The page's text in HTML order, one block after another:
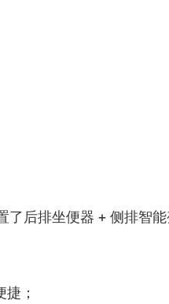
了后排坐便器 + 侧排智
；